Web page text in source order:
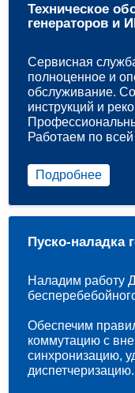
Техническое
генераторов и
Сервисная
полноценное и
обслуживание.
инструкций и
Работаем по
Подробнее
Пуско-наладка
Наладим работу
Обеспечим
коммутацию с
синхронизацию,
диспетчеризацию.